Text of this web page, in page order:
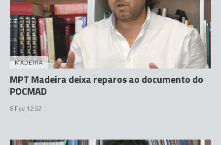
MADEIRA
MPT Madeira deixa reparos ao documento do
POCMAD
8 Fev 12:52